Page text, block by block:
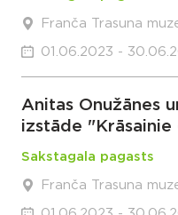
Franča Trasuna
01.06.2023 -
Anitas Onužānes
izstāde
Sakstagala pagasts
Franča Trasuna